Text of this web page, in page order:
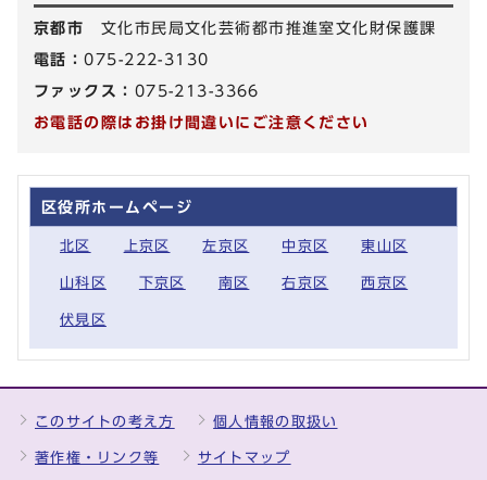
京都市 文化市民局文化芸術都市推進室文化財保護課
電話：075-222-3130
ファックス： 075-213-3366
お電話の際はお掛け間違いにご注意ください
区役所ホームページ
北区 上京区 左京区 中京区 東山区
山科区 下京区 南区 右京区 西京区
伏見区
このサイトの考え方 個人情報の取扱い
著作権・リンク等 サイトマップ